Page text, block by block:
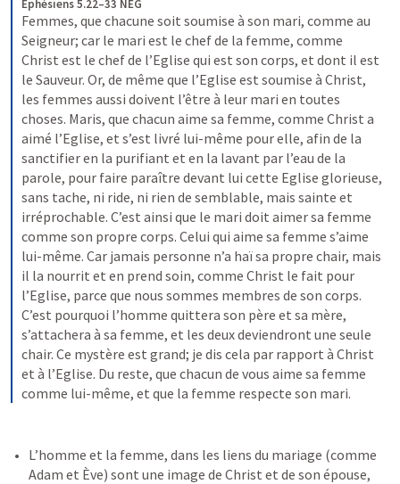
Éphésiens 5.22–33 NEG
Femmes, que chacune soit soumise à son mari, comme au
Seigneur; car le mari est le chef de la femme, comme
Christ est le chef de l’Eglise qui est son corps, et dont il est
le Sauveur. Or, de même que l’Eglise est soumise à Christ,
les femmes aussi doivent l’être à leur mari en toutes
choses. Maris, que chacun aime sa femme, comme Christ a
aimé l’Eglise, et s’est livré lui-même pour elle, afin de la
sanctifier en la purifiant et en la lavant par l’eau de la
parole, pour faire paraître devant lui cette Eglise glorieuse,
sans tache, ni ride, ni rien de semblable, mais sainte et
irréprochable. C’est ainsi que le mari doit aimer sa femme
comme son propre corps. Celui qui aime sa femme s’aime
lui-même. Car jamais personne n’a haï sa propre chair, mais
il la nourrit et en prend soin, comme Christ le fait pour
l’Eglise, parce que nous sommes membres de son corps.
C’est pourquoi l’homme quittera son père et sa mère,
s’attachera à sa femme, et les deux deviendront une seule
chair. Ce mystère est grand; je dis cela par rapport à Christ
et à l’Eglise. Du reste, que chacun de vous aime sa femme
comme lui-même, et que la femme respecte son mari.
L’homme et la femme, dans les liens du mariage (comme
Adam et Ève) sont une image de Christ et de son épouse,